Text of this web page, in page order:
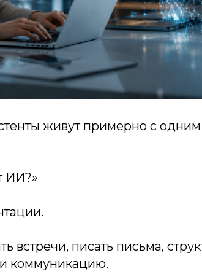
живут примерно с
ИИ?»
встречи, писать письма,
коммуникацию.